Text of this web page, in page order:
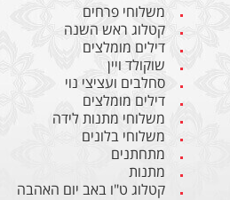
משלוחי פרחים
קטלוג ראש השנה
דילים מומלצים
שוקולד ויין
סחלבים ועציצי נוי
דילים מומלצים
משלוחי מתנות לידה
משלוחי בלונים
מתחתנים
מתנות
קטלוג ט"ו באב יום האהבה